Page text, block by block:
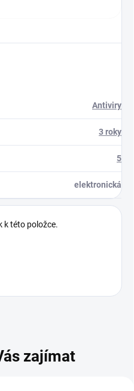
Antiviry
3 roky
5
elektronická
k této položce.
zajímat